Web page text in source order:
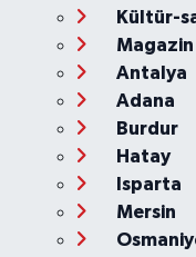
Kültür-
Magazin
Antalya
Adana
Burdur
Hatay
Isparta
Mersin